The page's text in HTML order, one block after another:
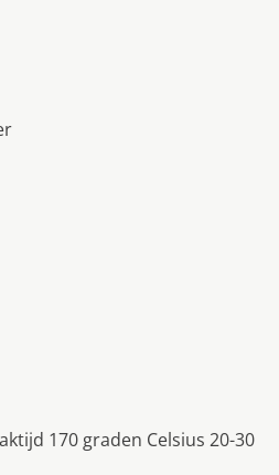
170 graden Celsius 20-30